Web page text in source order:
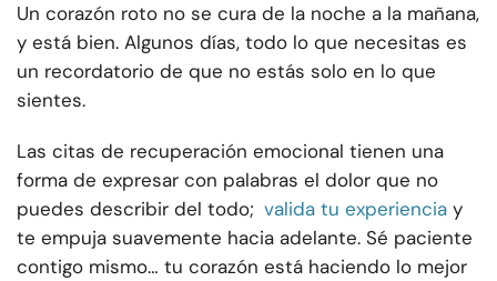
Un corazón roto no se cura de la noche a la mañana,
y está bien. Algunos días, todo lo que necesitas es
un recordatorio de que no estás solo en lo que
sientes.
Las citas de recuperación emocional tienen una
forma de expresar con palabras el dolor que no
puedes describir del todo; valida tu experiencia y
te empuja suavemente hacia adelante. Sé paciente
contigo mismo… tu corazón está haciendo lo mejor